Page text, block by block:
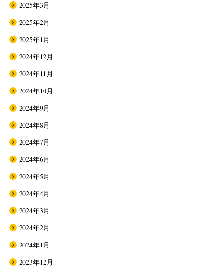
2025年3月
2025年2月
2025年1月
2024年12月
2024年11月
2024年10月
2024年9月
2024年8月
2024年7月
2024年6月
2024年5月
2024年4月
2024年3月
2024年2月
2024年1月
2023年12月